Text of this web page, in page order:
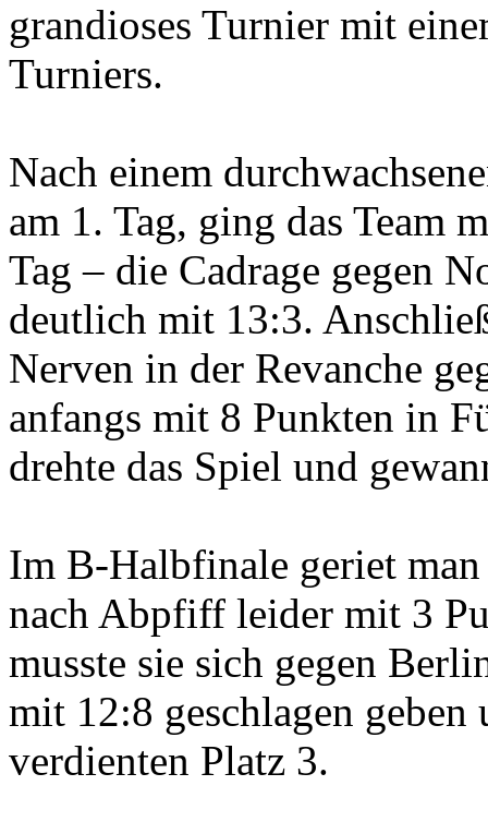
grandioses Turnier mit
Turniers.
Nach einem
am 1. Tag, ging das Team
Tag – die Cadrage gegen
deutlich mit 13:3.
Nerven in der Revanche
anfangs mit 8 Punkten in
drehte das Spiel und
Im B-Halbfinale geriet
nach Abpfiff leider mit 3
musste sie sich gegen
mit 12:8 geschlagen
verdienten Platz 3.